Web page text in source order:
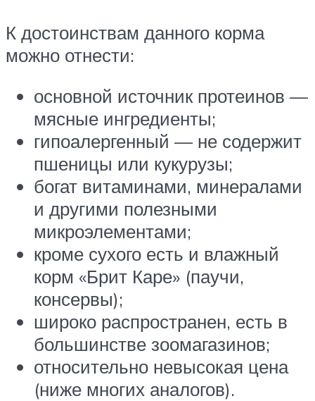
К достоинствам данного корма
можно отнести:
основной источник протеинов —
мясные ингредиенты;
гипоалергенный — не содержит
пшеницы или кукурузы;
богат витаминами, минералами
и другими полезными
микроэлементами;
кроме сухого есть и влажный
корм «Брит Каре» (паучи,
консервы);
широко распространен, есть в
большинстве зоомагазинов;
относительно невысокая цена
(ниже многих аналогов).